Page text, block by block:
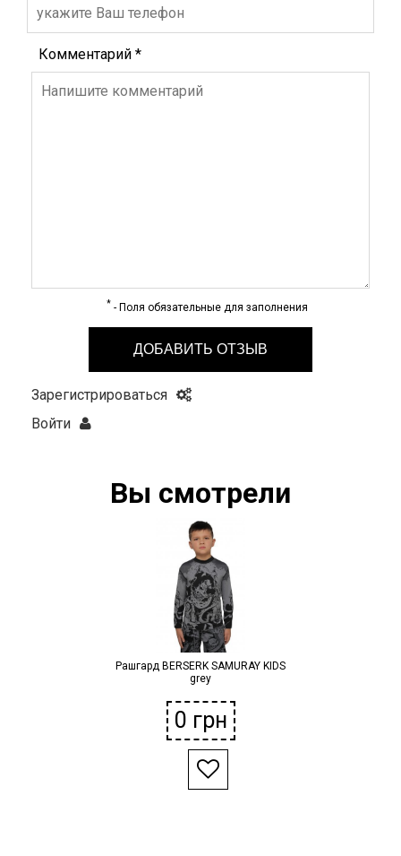
Комментарий *
* - Поля обязательные для заполнения
ДОБАВИТЬ ОТЗЫВ
Зарегистрироваться
Войти
Вы смотрели
Рашгард BERSERK SAMURAY KIDS
grey
0 грн